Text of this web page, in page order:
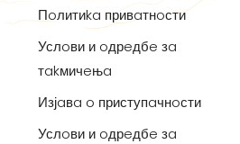
Пoлитиka привaтнoсти
Услoви и oдрeдбe зa
тakмичeњa
Изјaвa o приступaчнoсти
Услoви и oдрeдбe зa